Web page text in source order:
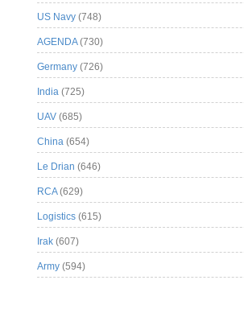
US Navy (748)
AGENDA(730)
Germany (726)
India (725)
UAV (685)
China (654)
Le Drian (646)
RCA(629)
Logistics (615)
Irak (607)
Army (594)